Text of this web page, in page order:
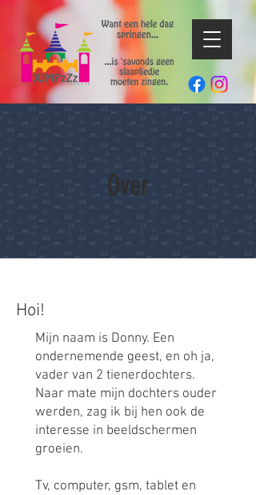
Over
Hoi!
Mijn naam is Donny. Een
ondernemende geest, en oh ja,
vader van 2 tienerdochters.
Naar mate mijn dochters ouder
werden, zag ik bij hen ook de
interesse in beeldschermen
groeien.
Tv, computer, gsm, tablet en